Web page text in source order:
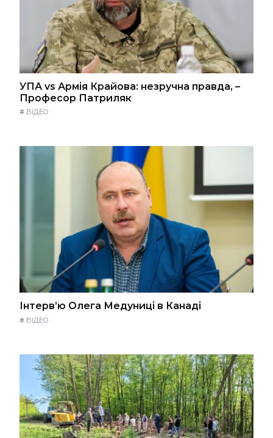
УПА vs Армія Крайова: незручна правда, –
Професор Патриляк
# ВІДЕО
Інтерв’ю Олега Медуниці в Канаді
# ВІДЕО